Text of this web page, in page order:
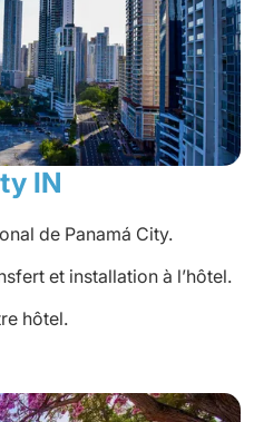
et ses nombreux
archipel de Bocas
IN
de Panamá City.
et installation à l’hôtel.
hôtel.